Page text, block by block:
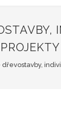
PROJEKTY
dřevostavby,